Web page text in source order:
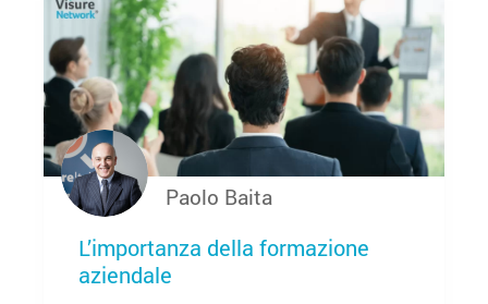
L’importanza della formazione
aziendale
Paolo Baita